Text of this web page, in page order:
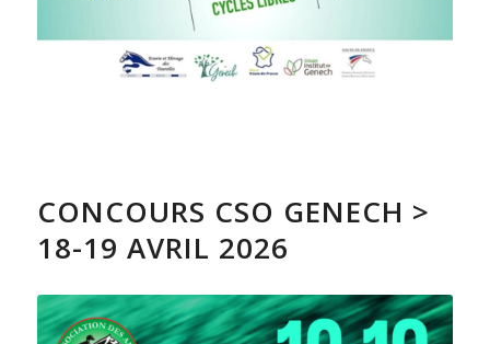
CONCOURS CSO GENECH >
18-19 AVRIL 2026